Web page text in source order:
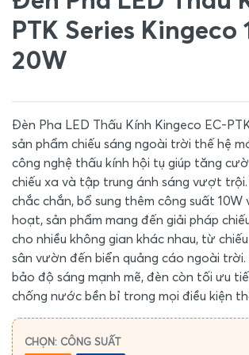
PTK Series Kingeco
20W
Đèn Pha LED Thấu Kính Kingeco EC-
sản phẩm chiếu sáng ngoài trời thế hệ
công nghệ thấu kính hội tụ giúp tăng
chiếu xa và tập trung ánh sáng vượt
chắc chắn, bổ sung thêm công suất 10W
hoạt, sản phẩm mang đến giải pháp
cho nhiều không gian khác nhau, từ
sân vườn đến biển quảng cáo ngoài
bảo độ sáng mạnh mẽ, đèn còn tối ưu
chống nước bền bỉ trong mọi điều kiện
CHỌN: CÔNG SUẤT